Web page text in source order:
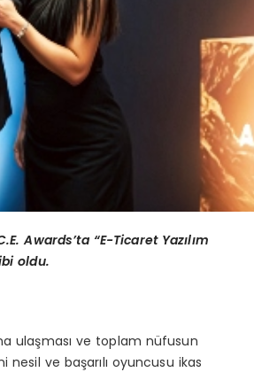
Awards’ta “E-Ticaret Yazılım
oldu.
ulaşması ve toplam nüfusun
nesil ve başarılı oyuncusu ikas